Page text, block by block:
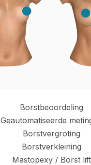
Borstbeoordeling
Geautomatiseerde
Borstvergroting
Borstverkleining
Mastopexy / Borst lift